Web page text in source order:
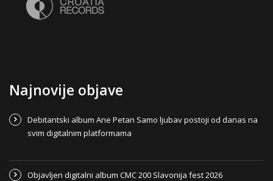
Najnovije objave
Debitantski album Ane Petan Samo ljubav postoji od danas na
svim digitalnim platformama
Objavljen digitalni album CMC 200 Slavonija fest 2026